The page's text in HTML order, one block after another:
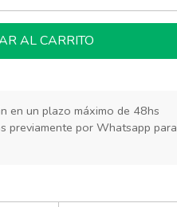
AL CARRITO
en un plazo máximo de 48hs
previamente por Whatsapp para